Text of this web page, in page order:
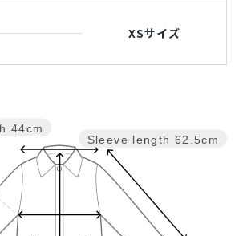
XSサイズ
Sleeve length 62.5cm
44cm